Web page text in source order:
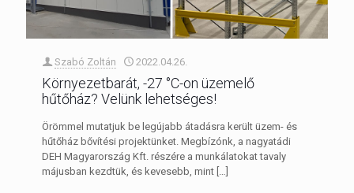
Szabó Zoltán 2022.04.26.
Környezetbarát, -27 °C-on üzemelő
hűtőház? Velünk lehetséges!
Örömmel mutatjuk be legújabb átadásra került üzem- és
hűtőház bővítési projektünket. Megbízónk, a nagyatádi
DEH Magyarország Kft. részére a munkálatokat tavaly
májusban kezdtük, és kevesebb, mint